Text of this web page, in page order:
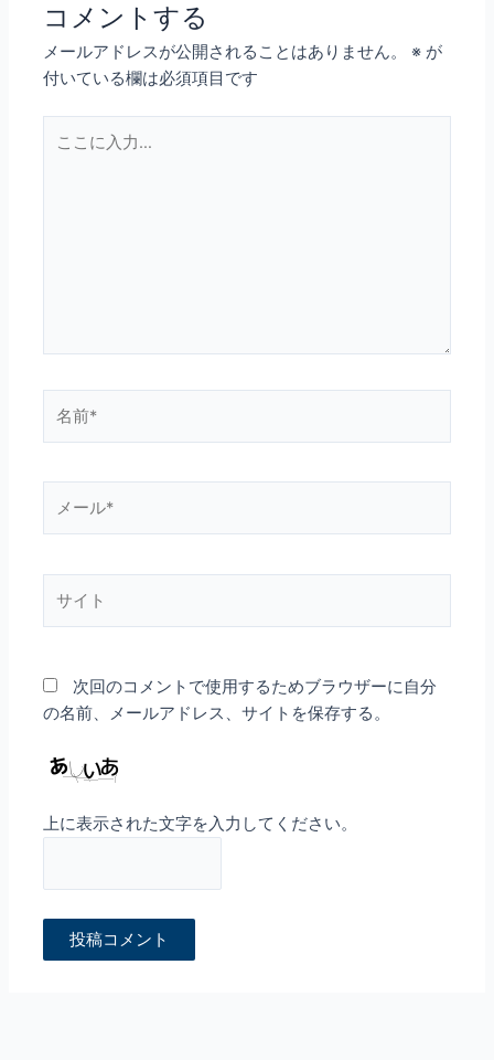
コメントする
メールアドレスが公開されることはありません。 ※ が
付いている欄は必須項目です
こ
ー
*
次回のコメントで使用するためブラウザーに自分
の名前、メールアドレス、サイトを保存する。
上に表示された文字を入力してください。